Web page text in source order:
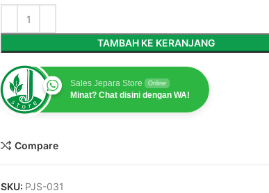
TAMBAH KE KERANJANG
Sales Jepara Store Online
Minat? Chat disini dengan WA!
Compare
SKU: PJS-031